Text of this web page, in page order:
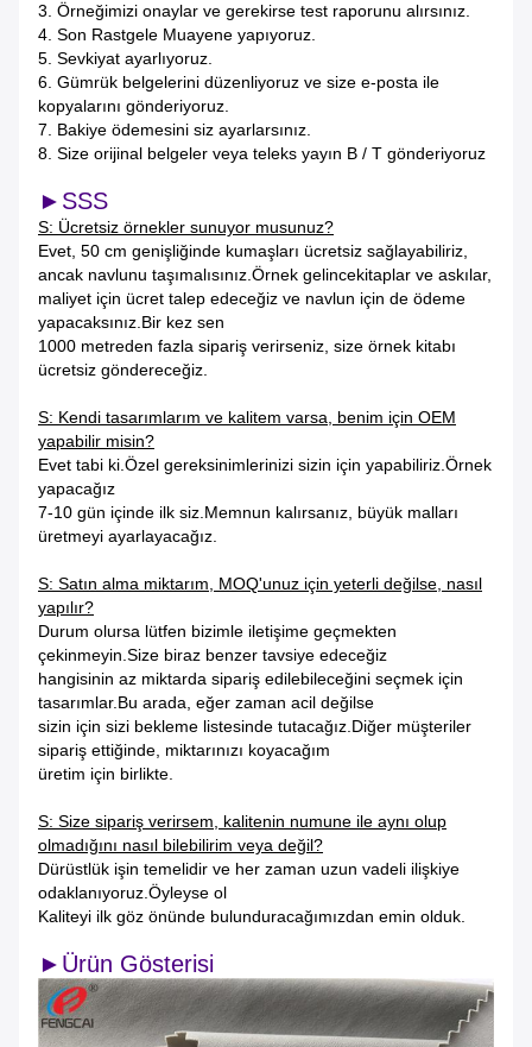
3. Örneğimizi onaylar ve gerekirse test raporunu alırsınız.
4. Son Rastgele Muayene yapıyoruz.
5. Sevkiyat ayarlıyoruz.
6. Gümrük belgelerini düzenliyoruz ve size e-posta ile
kopyalarını gönderiyoruz.
7. Bakiye ödemesini siz ayarlarsınız.
8. Size orijinal belgeler veya teleks yayın B / T gönderiyoruz
►SSS
S: Ücretsiz örnekler sunuyor musunuz?
Evet, 50 cm genişliğinde kumaşları ücretsiz sağlayabiliriz,
ancak navlunu taşımalısınız.Örnek gelincekitaplar ve askılar,
maliyet için ücret talep edeceğiz ve navlun için de ödeme
yapacaksınız.Bir kez sen
1000 metreden fazla sipariş verirseniz, size örnek kitabı
ücretsiz göndereceğiz.
S: Kendi tasarımlarım ve kalitem varsa, benim için OEM
yapabilir misin?
Evet tabi ki.Özel gereksinimlerinizi sizin için yapabiliriz.Örnek
yapacağız
7-10 gün içinde ilk siz.Memnun kalırsanız, büyük malları
üretmeyi ayarlayacağız.
S: Satın alma miktarım, MOQ'unuz için yeterli değilse, nasıl
yapılır?
Durum olursa lütfen bizimle iletişime geçmekten
çekinmeyin.Size biraz benzer tavsiye edeceğiz
hangisinin az miktarda sipariş edilebileceğini seçmek için
tasarımlar.Bu arada, eğer zaman acil değilse
sizin için sizi bekleme listesinde tutacağız.Diğer müşteriler
sipariş ettiğinde, miktarınızı koyacağım
üretim için birlikte.
S: Size sipariş verirsem, kalitenin numune ile aynı olup
olmadığını nasıl bilebilirim veya değil?
Dürüstlük işin temelidir ve her zaman uzun vadeli ilişkiye
odaklanıyoruz.Öyleyse ol
Kaliteyi ilk göz önünde bulunduracağımızdan emin olduk.
►Ürün Gösterisi